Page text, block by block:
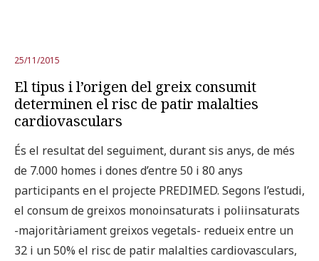
25/11/2015
El tipus i l’origen del greix consumit
determinen el risc de patir malalties
cardiovasculars
És el resultat del seguiment, durant sis anys, de més
de 7.000 homes i dones d’entre 50 i 80 anys
participants en el projecte PREDIMED. Segons l’estudi,
el consum de greixos monoinsaturats i poliinsaturats
-majoritàriament greixos vegetals- redueix entre un
32 i un 50% el risc de patir malalties cardiovasculars,